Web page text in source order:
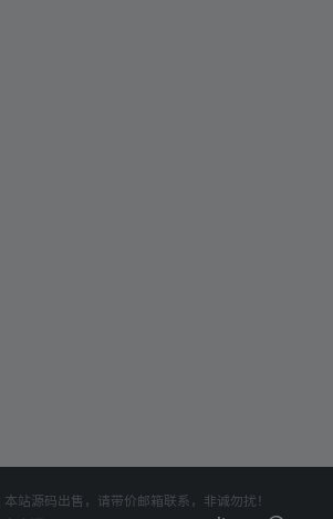
本站源码出售，请带价邮箱联系，非诚勿扰！